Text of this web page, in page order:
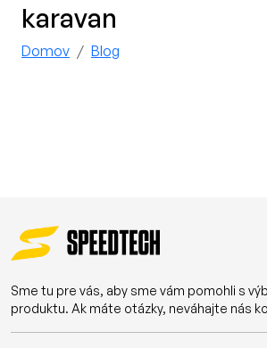
karavan
Domov Blog
Sme tu pre vás, aby sme vám pomohli s
produktu. Ak máte otázky, neváhajte nás